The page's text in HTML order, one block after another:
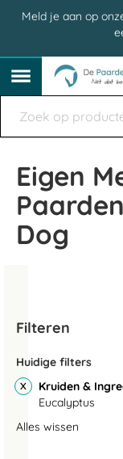
Meld je aan op
Eigen
Dog
Filteren
Huidige filters
Kruiden &
Eucalyptus
Alles wissen